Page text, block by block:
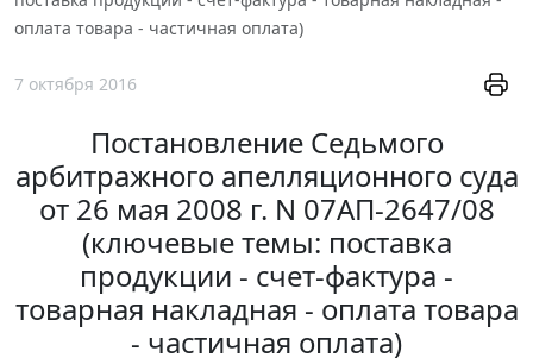
оплата товара - частичная оплата)
7 октября 2016
Постановление Седьмого
арбитражного апелляционного суда
от 26 мая 2008 г. N 07АП-2647/08
(ключевые темы: поставка
продукции - счет-фактура -
товарная накладная - оплата товара
- частичная оплата)